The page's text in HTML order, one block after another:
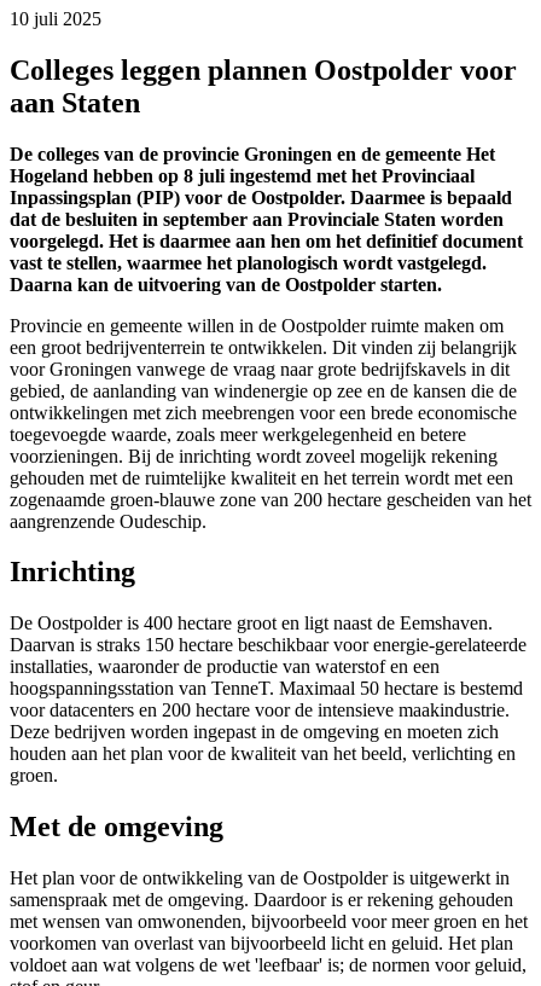
10 juli 2025
Colleges leggen plannen Oostpolder voor
aan Staten
De colleges van de provincie Groningen en de gemeente Het
Hogeland hebben op 8 juli ingestemd met het Provinciaal
Inpassingsplan (PIP) voor de Oostpolder. Daarmee is bepaald
dat de besluiten in september aan Provinciale Staten worden
voorgelegd. Het is daarmee aan hen om het definitief document
vast te stellen, waarmee het planologisch wordt vastgelegd.
Daarna kan de uitvoering van de Oostpolder starten.
Provincie en gemeente willen in de Oostpolder ruimte maken om
een groot bedrijventerrein te ontwikkelen. Dit vinden zij belangrijk
voor Groningen vanwege de vraag naar grote bedrijfskavels in dit
gebied, de aanlanding van windenergie op zee en de kansen die de
ontwikkelingen met zich meebrengen voor een brede economische
toegevoegde waarde, zoals meer werkgelegenheid en betere
voorzieningen. Bij de inrichting wordt zoveel mogelijk rekening
gehouden met de ruimtelijke kwaliteit en het terrein wordt met een
zogenaamde groen-blauwe zone van 200 hectare gescheiden van het
aangrenzende Oudeschip.
Inrichting
De Oostpolder is 400 hectare groot en ligt naast de Eemshaven.
Daarvan is straks 150 hectare beschikbaar voor energie-gerelateerde
installaties, waaronder de productie van waterstof en een
hoogspanningsstation van TenneT. Maximaal 50 hectare is bestemd
voor datacenters en 200 hectare voor de intensieve maakindustrie.
Deze bedrijven worden ingepast in de omgeving en moeten zich
houden aan het plan voor de kwaliteit van het beeld, verlichting en
groen.
Met de omgeving
Het plan voor de ontwikkeling van de Oostpolder is uitgewerkt in
samenspraak met de omgeving. Daardoor is er rekening gehouden
met wensen van omwonenden, bijvoorbeeld voor meer groen en het
voorkomen van overlast van bijvoorbeeld licht en geluid. Het plan
voldoet aan wat volgens de wet 'leefbaar' is; de normen voor geluid,